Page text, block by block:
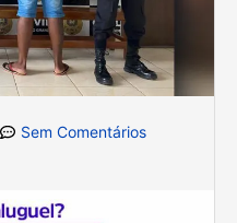
Sem Comentários